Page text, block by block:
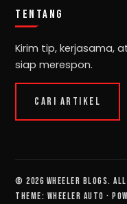
TENTANG
Kirim tip, kerjasama,
siap merespon.
CARI ARTIKEL
© 2026 Wheeler Blogs.
Theme: Wheeler Auto ·